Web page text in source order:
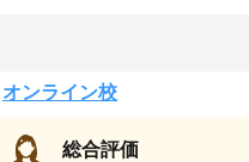
オンライン校
総合評価